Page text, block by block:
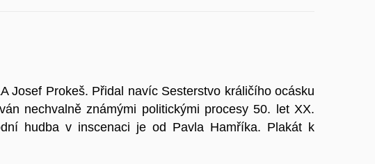
Josef Prokeš. Přidal navíc Sesterstvo králičího ocásku
nechvalně známými politickými procesy 50. let XX.
hudba v inscenaci je od Pavla Hamříka. Plakát k